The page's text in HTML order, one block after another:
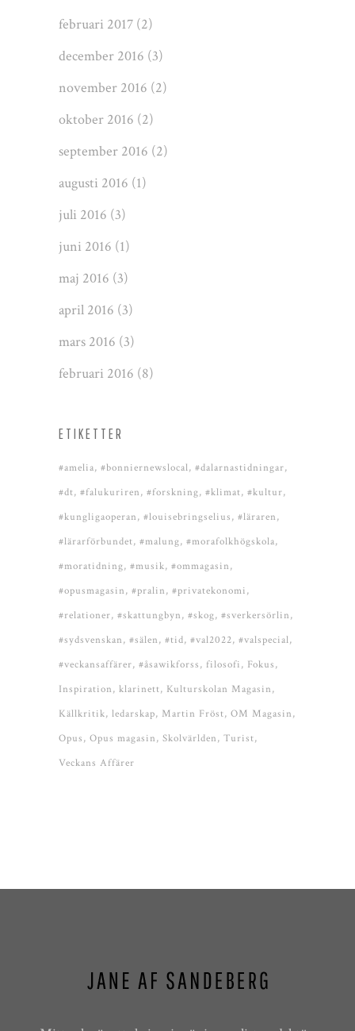
februari 2017 (2)
december 2016 (3)
november 2016 (2)
oktober 2016 (2)
september 2016 (2)
augusti 2016 (1)
juli 2016 (3)
juni 2016 (1)
maj 2016 (3)
april 2016 (3)
mars 2016 (3)
februari 2016 (8)
ETIKETTER
#amelia #bonniernewslocal #dalarnastidningar
#dt #falukuriren #forskning #klimat #kultur
#kungligaoperan #louisebringselius #läraren
#lärarförbundet #malung #morafolkhögskola
#moratidning #musik #ommagasin
#opusmagasin #pralin #privatekonomi
#relationer #skattungbyn #skog #sverkersörlin
#sydsvenskan #sälen #tid #val2022 #valspecial
#veckansaffärer #åsawikforss filosofi
Fokus
Inspiration klarinett Kulturskolan Magasin
Källkritik ledarskap Martin Fröst OM Magasin
Opus Opus magasin Skolvärlden Turist
Veckans Affärer